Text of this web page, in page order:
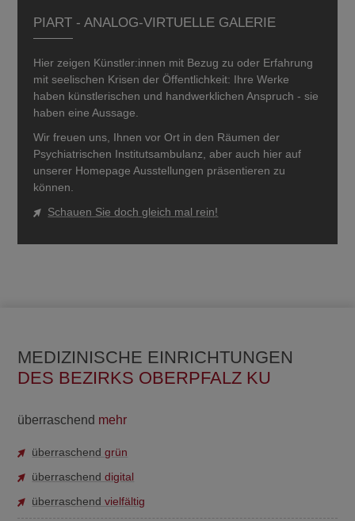
PIART - ANALOG-VIRTUELLE GALERIE
Hier zeigen Künstler:innen mit Bezug zu oder Erfahrung
mit seelischen Krisen der Öffentlichkeit: Ihre Werke
haben künstlerischen und handwerklichen Anspruch - sie
haben eine Aussage.
Wir freuen uns, Ihnen vor Ort in den Räumen der
Psychiatrischen Institutsambulanz, aber auch hier auf
unserer Homepage Ausstellungen präsentieren zu
können.
Schauen Sie doch gleich mal rein!
MEDIZINISCHE EINRICHTUNGEN
DES BEZIRKS OBERPFALZ KU
überraschend mehr
überraschendgrün
überraschenddigital
überraschendvielfältig